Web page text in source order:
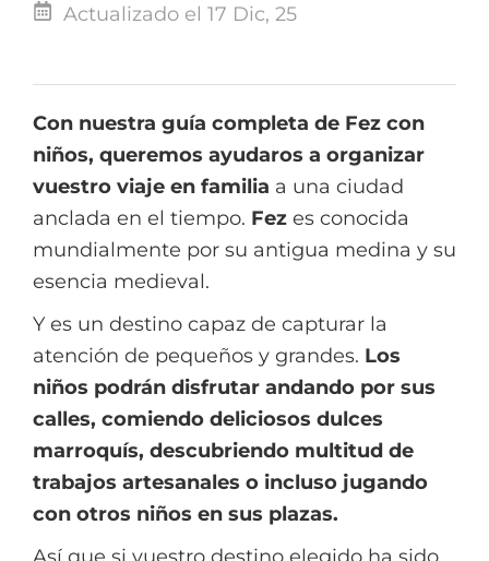
Actualizado el 17 Dic, 25
Con nuestra guía completa de Fez con
niños, queremos ayudaros a organizar
vuestro viaje en familia a una ciudad
anclada en el tiempo. Fez es conocida
mundialmente por su antigua medina y su
esencia medieval.
Y es un destino capaz de capturar la
atención de pequeños y grandes. Los
niños podrán disfrutar andando por sus
calles, comiendo deliciosos dulces
marroquís, descubriendo multitud de
trabajos artesanales o incluso jugando
con otros niños en sus plazas.
Así que si vuestro destino elegido ha sido